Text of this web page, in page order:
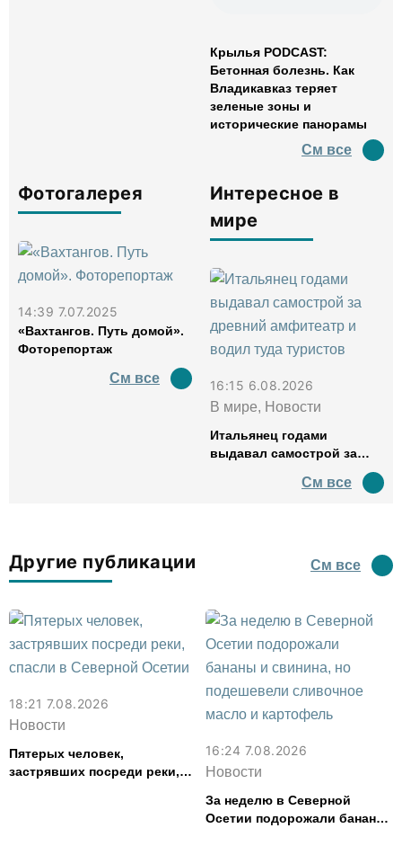
Крылья PODCAST:
Бетонная болезнь. Как
Владикавказ теряет
зеленые зоны и
исторические панорамы
См все
Фотогалерея
14:39 7.07.2025
«Вахтангов. Путь домой».
Фоторепортаж
См все
Интересное в
мире
16:15 6.08.2026
В мире, Новости
Итальянец годами
выдавал самострой за
водил туда туристов
См все
Другие публикации См все
18:21 7.08.2026
Новости
Пятерых человек,
застрявших посреди реки,
16:24 7.08.2026
Новости
За неделю в Северной
Осетии подорожали бананы